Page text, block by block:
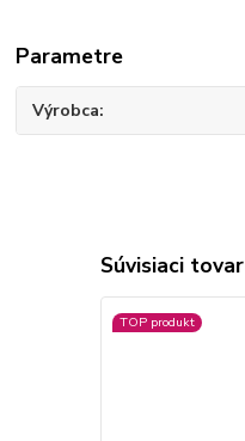
Parametre
Výrobca
Súvisiaci tovar
TOP produkt